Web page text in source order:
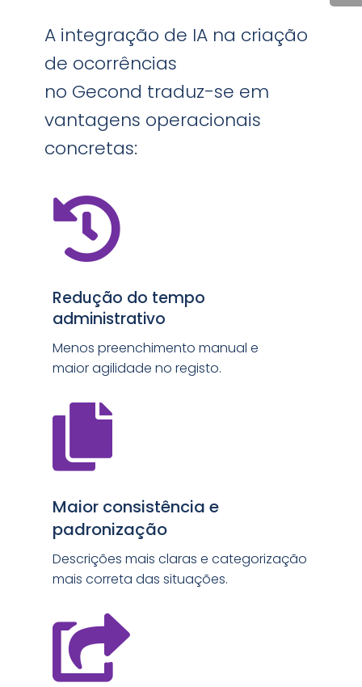
A integração de IA na criação
de ocorrências
no Gecond traduz-se em
vantagens operacionais
concretas:

Redução do tempo
administrativo
Menos preenchimento manual e
maior agilidade no registo.

Maior consistência e
padronização
Descrições mais claras e categorização
mais correta das situações.
